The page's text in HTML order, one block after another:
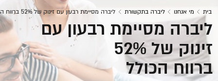
בית מי אנחנו ליברה בתקשורת ליברה מסיימת רבעון עם זינוק של 52% ברווח הכולל
ליברה מסיימת רבעון עם
זינוק של 52%
ברווח הכולל